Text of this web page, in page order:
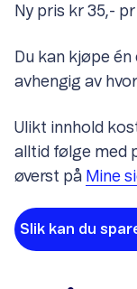
Ny pris kr 35,- pr
Du kan kjøpe
avhengig av
Ulikt innhold
alltid følge med
øverst på Mine
Slik kan du